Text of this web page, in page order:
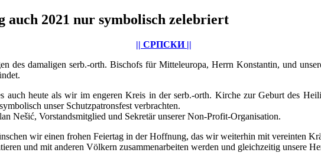
auch 2021 nur symbolisch zelebriert
|| СРПСКИ ||
des damaligen serb.-orth. Bischofs für Mitteleuropa, Herrn Konstantin, und
auch heute als wir im engeren Kreis in der serb.-orth. Kirche zur Geburt des
unser Schutzpatronsfest verbrachten.
Nešić, Vorstandsmitglied und Sekretär unserer Non-Profit-Organisation.
wir einen frohen Feiertag in der Hoffnung, das wir weiterhin mit vereinten
und mit anderen Völkern zusammenarbeiten werden und gleichzeitig unsere